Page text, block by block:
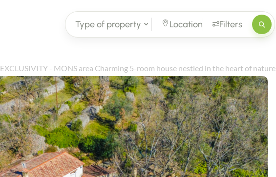
Type of property Location Filters
EXCLUSIVITY - MONS area Charming 5-room house nestled in the heart of nature